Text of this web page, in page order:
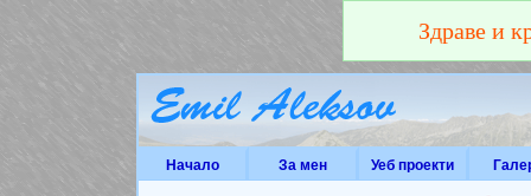
Здраве и
Начало За мен Уеб проекти